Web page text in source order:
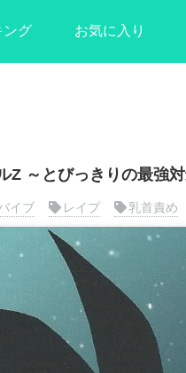
ング お気に入り
Z ～とびっきりの最強
イブ レイプ 乳首責め